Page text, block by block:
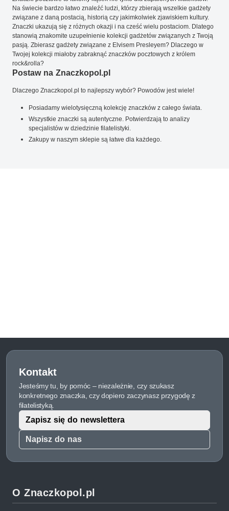
Na świecie bardzo łatwo znaleźć ludzi, którzy zbierają wszelkie gadżety
związane z daną postacią, historią czy jakimkolwiek zjawiskiem kultury.
Znaczki ukazują się z różnych okazji i na cześć wielu postaciom. Dlatego
stanowią znakomite uzupełnienie kolekcji gadżetów związanych z Twoją
pasją. Zbierasz gadżety związane z Elvisem Presleyem? Dlaczego w
Twojej kolekcji miałoby zabraknąć znaczków pocztowych z królem
rock&rolla?
Postaw na Znaczkopol.pl
Dlaczego Znaczkopol.pl to najlepszy wybór? Powodów jest wiele!
Posiadamy wielotysięczną kolekcję znaczków z całego świata.
Wszystkie znaczki są autentyczne. Potwierdzają to analizy
specjalistów w dziedzinie filatelistyki.
Zakupy w naszym sklepie są łatwe dla każdego.
Kontakt
Jesteśmy tu, by pomóc – niezależnie, czy szukasz
konkretnego znaczka, czy dopiero zaczynasz przygodę z
filatelistyką.
Napisz do nas
Zapisz się do newslettera
O Znaczkopol.pl